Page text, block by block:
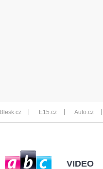
Blesk.cz E15.cz Auto.cz
VIDEO